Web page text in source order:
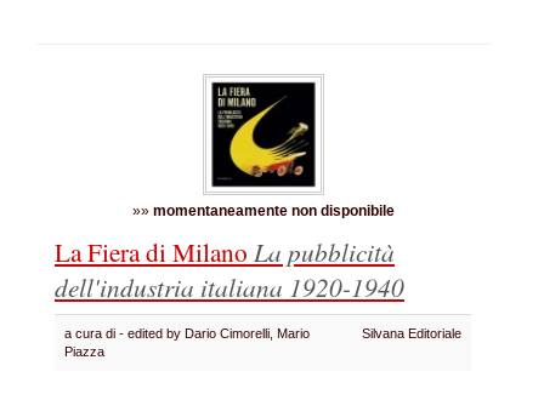
»» momentaneamente non disponibile
La Fiera di Milano La pubblicità
dell'industria italiana 1920-1940
a cura di - edited by Dario Cimorelli, Mario
Piazza
Silvana Editoriale